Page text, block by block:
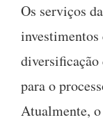
Os serviços
diversificação
para o
Atualmente,